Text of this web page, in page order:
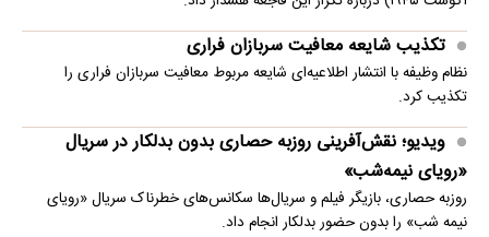
تکذیب شایعه معافیت سربازان فراری
نظام وظیفه با انتشار اطلاعیه‌ای شایعه مربوط معافیت سربازان فراری را
تکذیب کرد.
ویدیو؛ نقش‌آفرینی روزبه حصاری بدون بدلکار در سریال
«رویای نیمه‌شب»
روزبه حصاری، بازیگر فیلم و سریال‌ها سکانس‌های خطرناک سریال «رویای
نیمه شب» را بدون حضور بدلکار انجام داد.